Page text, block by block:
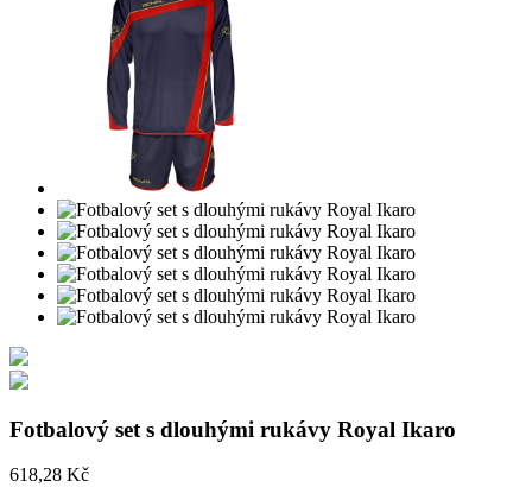
Fotbalový set s dlouhými rukávy Royal Ikaro
618,28 Kč